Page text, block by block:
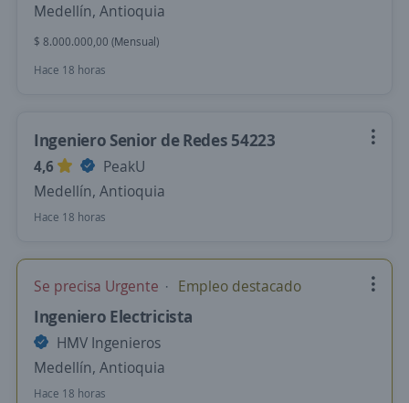
Medellín, Antioquia
$ 8.000.000,00 (Mensual)
Hace 18 horas
Ingeniero Senior de Redes 54223
4,6
PeakU
Medellín, Antioquia
Hace 18 horas
Se precisa Urgente Empleo destacado
Ingeniero Electricista
HMV Ingenieros
Medellín, Antioquia
Hace 18 horas